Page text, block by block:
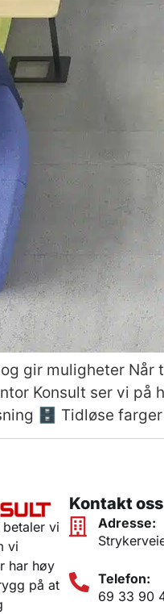
gir muligheter
Konsult ser vi
🗄️ Tidløse
betaler vi
vi
har høy
på at
Kontakt oss
Adresse:
Telefon:
69 33 90